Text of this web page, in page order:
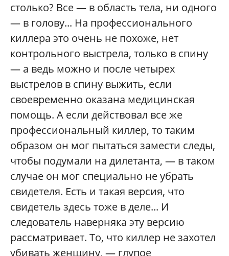
столько? Все — в область тела, ни одного
— в голову... На профессионального
киллера это очень не похоже, нет
контрольного выстрела, только в спину
— а ведь можно и после четырех
выстрелов в спину выжить, если
своевременно оказана медицинская
помощь. А если действовал все же
профессиональный киллер, то таким
образом он мог пытаться замести следы,
чтобы подумали на дилетанта, — в таком
случае он мог специально не убрать
свидетеля. Есть и такая версия, что
свидетель здесь тоже в деле... И
следователь наверняка эту версию
рассматривает. То, что киллер не захотел
убивать женщину, — глупое